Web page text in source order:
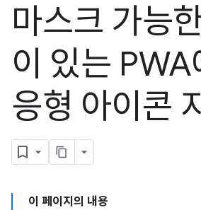
마스크 가능
이 있는 PWA
응형 아이콘
이 페이지의 내용